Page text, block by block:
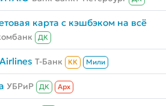
карта с кэшбэком на всё
ДК
Т-Банк КК Мили
УБРиР ДК Aрх